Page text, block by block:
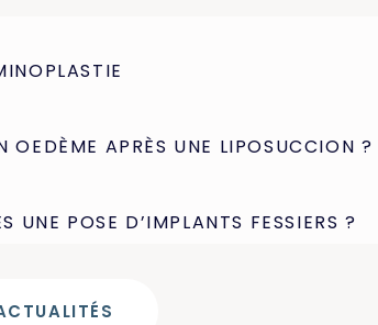
OEDÈME APRÈS UNE LIPOSUCCION ?
UNE POSE D’IMPLANTS FESSIERS ?